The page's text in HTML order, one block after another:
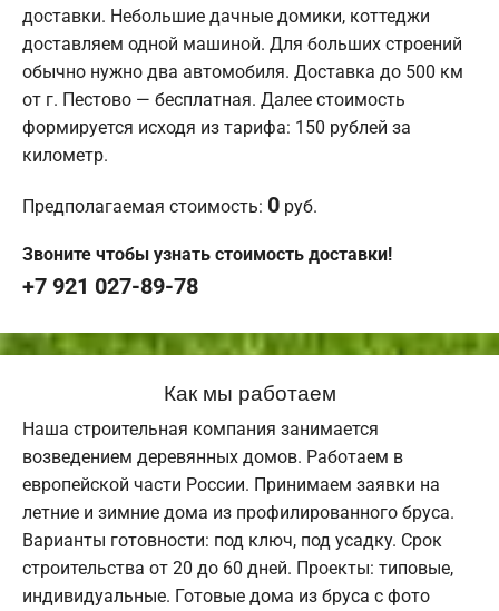
доставки. Небольшие дачные домики, коттеджи
доставляем одной машиной. Для больших строений
обычно нужно два автомобиля. Доставка до 500 км
от г. Пестово — бесплатная. Далее стоимость
формируется исходя из тарифа: 150 рублей за
километр.
Предполагаемая стоимость: 0 руб.
Звоните чтобы узнать стоимость доставки!
+7 921 027-89-78
Как мы работаем
Наша строительная компания занимается
возведением деревянных домов. Работаем в
европейской части России. Принимаем заявки на
летние и зимние дома из профилированного бруса.
Варианты готовности: под ключ, под усадку. Срок
строительства от 20 до 60 дней. Проекты: типовые,
индивидуальные. Готовые дома из бруса с фото